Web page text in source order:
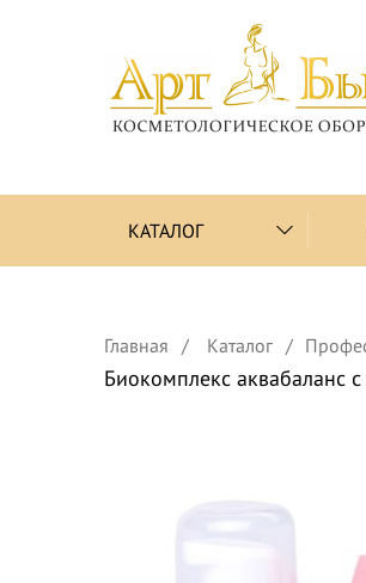
КАТАЛОГ
Главная Каталог
Биокомплекс аквабаланс